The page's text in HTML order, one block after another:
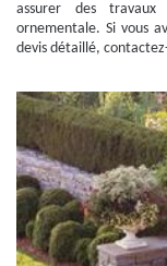
assurer des
ornementale. Si vous
devis détaillé,